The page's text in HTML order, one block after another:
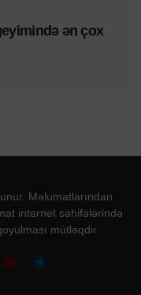
ən çox
Məlumatlarından
internet səhifələrində
mütləqdir.